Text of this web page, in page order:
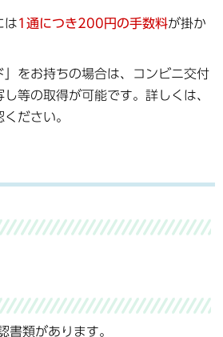
は1通につき200円の手数料が掛か
」をお持ちの場合は、コンビニ交付
等の取得が可能です。詳しくは、
ださい。
書類があります。